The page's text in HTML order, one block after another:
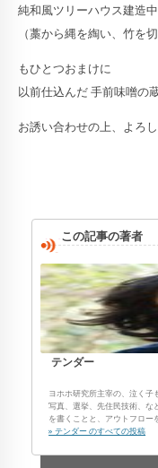
純和風ツリーハウス建造中
（藁から縄を綯い、竹を
もひとつおまけに
以前仕込んだ 手前味噌の
お誘い合わせの上、よろし
この記事の著者
テンダー
ヨホホ研究所主宰の、泣く子
写真、選挙、先住民技術、な
を書くことと、アウトフロー
» テンダー のすべての投稿